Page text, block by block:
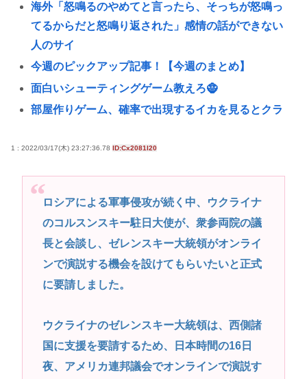
海外「怒鳴るのやめてと言ったら、そっちが怒鳴っ
てるからだと怒鳴り返された」感情の話ができない
人のサイ
今週のピックアップ記事！【今週のまとめ】
面白いシューティングゲーム教えろ🧌
部屋作りゲーム、確率で出現するイカを見るとクラ
海外「でもこちらは州の所得税を払わなくていいの
答え合わ
路上で小学生に痴漢行為 男子高校生（16）逮捕
【決算】任天堂「Switch2もマリカも売れまくりで笑
いが止まらんどすえ！」連結経常利益は前年同期比
2.2倍の2061億円に
いまさらps5買ってもいいかな？
サイン入りドラム・スティックをプレゼントw
若くて美人なママと親友の淫らな行為内容を毎回聞
かされる「女神の加護を受けしママのサーガ」3巻 今
1 : 2022/03/17(木) 23:27:36.78 ID:Cx2081I20
ロシアによる軍事侵攻が続く中、ウクライナ
のコルスンスキー駐日大使が、衆参両院の議
長と会談し、ゼレンスキー大統領がオンライ
ンで演説する機会を設けてもらいたいと正式
に要請しました。
ウクライナのゼレンスキー大統領は、西側諸
国に支援を要請するため、日本時間の16日
夜、アメリカ連邦議会でオンラインで演説す